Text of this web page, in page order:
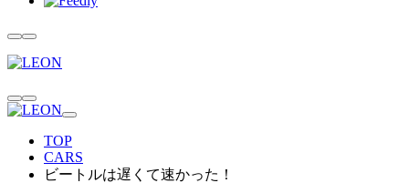
TOP
CARS
ビートルは遅くて速かった！